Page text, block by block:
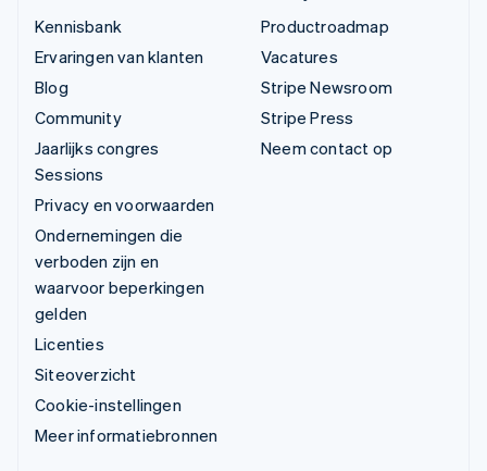
Kennisbank
Ervaringen van klanten
Blog
Community
Jaarlijks congres
Sessions
Privacy en voorwaarden
Ondernemingen die
verboden zijn en
waarvoor beperkingen
gelden
Licenties
Siteoverzicht
Cookie-instellingen
Meer informatiebronnen
Productroadmap
Vacatures
Stripe Newsroom
Stripe Press
Neem contact op